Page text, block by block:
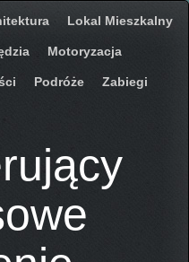
Lokal Mieszkalny
Motoryzacja
Podróże Zabiegi